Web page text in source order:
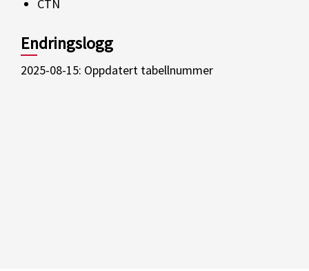
CTN
Endringslogg
2025-08-15: Oppdatert tabellnummer